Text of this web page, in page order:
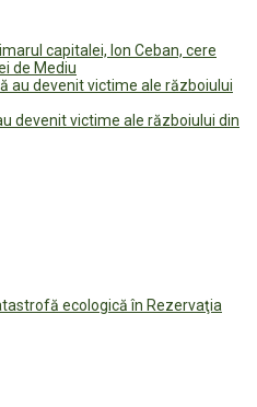
capitalei, Ion Ceban, cere
de Mediu
devenit victime ale războiului din
ecologică în Rezervaţia